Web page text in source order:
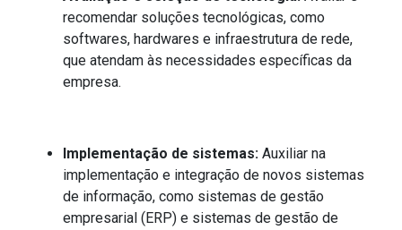
recomendar soluções tecnológicas, como
softwares, hardwares e infraestrutura de rede,
que atendam às necessidades específicas da
empresa.
Implementação de sistemas: Auxiliar na
implementação e integração de novos sistemas
de informação, como sistemas de gestão
empresarial (ERP) e sistemas de gestão de